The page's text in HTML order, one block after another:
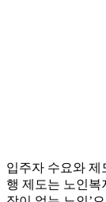
입주자 수요와 제
행 제도는 노인복